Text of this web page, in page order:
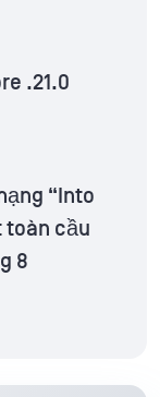
.21.0
“Into
toàn cầu
8